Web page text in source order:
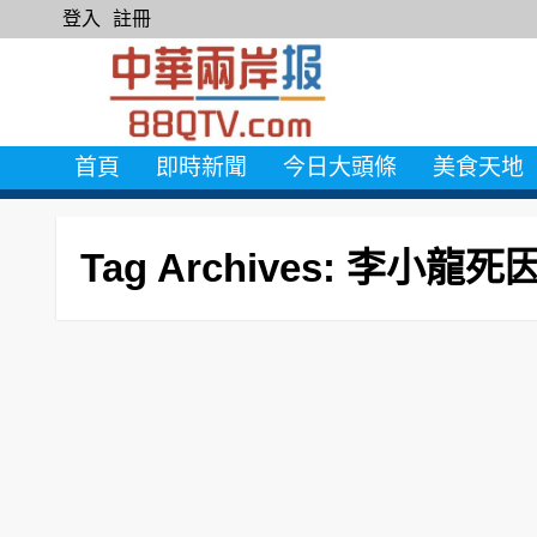
登入 註冊
首頁 即時新聞 今日大頭條 美食天地
Tag Archives: 李小龍死因